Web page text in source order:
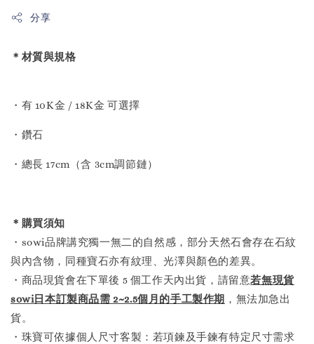
分享
＊材質與規格
・有 10K金 / 18K金 可選擇
・鑽石
・總長 17cm（含 3cm調節鏈）
＊購買須知
・sowi品牌講究獨一無二的自然感，部分天然石會存在石紋
與內含物，同種寶石亦有紋理、光澤與顏色的差異。
・商品現貨會在下單後 5 個工作天內出貨，請留意若無現貨
sowi日本訂製商品需 2~2.5個月的手工製作期 ，無法加急出
貨。
・珠寶可依據個人尺寸客製：若項鍊及手鍊有特定尺寸需求